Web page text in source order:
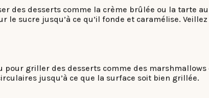
des desserts comme la crème brûlée ou la tarte
sucre jusqu’à ce qu’il fonde et caramélise.
pour griller des desserts comme des
jusqu’à ce que la surface soit bien grillée.